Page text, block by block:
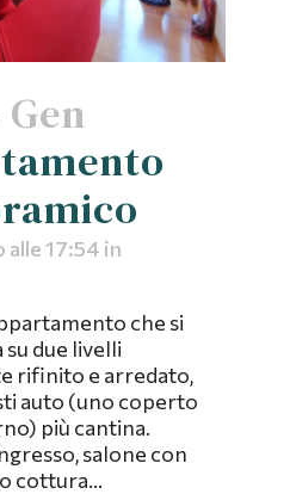
Gen
17:54 in
che si
su due livelli
rifinito e arredato,
auto (uno coperto
più cantina.
salone con
cottura...